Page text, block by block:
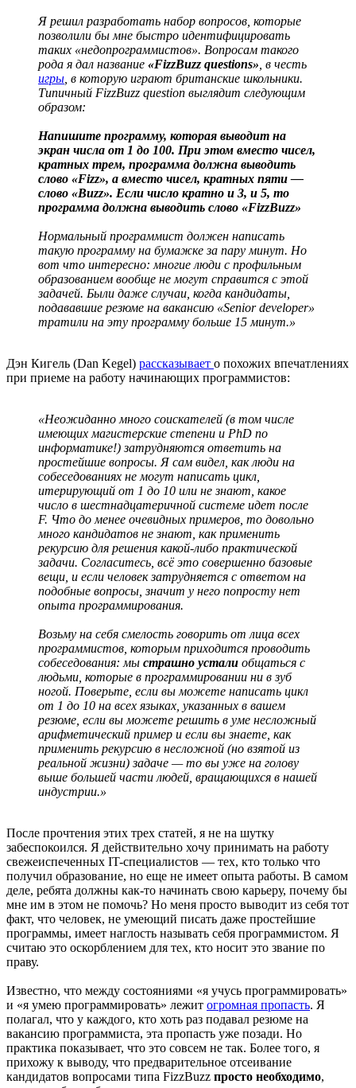
Я решил разработать набор вопросов, которые
позволили бы мне быстро идентифицировать
таких «недопрограммистов». Вопросам такого
рода я дал название «FizzBuzz questions» , в честь
игры , в которую играют британские школьники.
Типичный FizzBuzz question выглядит следующим
образом:
Напишите программу, которая выводит на
экран числа от 1 до 100. При этом вместо чисел,
кратных трем, программа должна выводить
слово «Fizz», а вместо чисел, кратных пяти —
слово «Buzz». Если число кратно и 3, и 5, то
программа должна выводить слово «FizzBuzz»
Нормальный программист должен написать
такую программу на бумажке за пару минут. Но
вот что интересно: многие люди с профильным
образованием вообще не могут справится с этой
задачей. Были даже случаи, когда кандидаты,
подававшие резюме на вакансию «Senior developer»
тратили на эту программу больше 15 минут.»
Дэн Кигель (Dan Kegel) рассказывает о похожих впечатлениях
при приеме на работу начинающих программистов:
«Неожиданно много соискателей (в том числе
имеющих магистерские степени и PhD по
информатике!) затрудняются ответить на
простейшие вопросы. Я сам видел, как люди на
собеседованиях не могут написать цикл,
итерирующий от 1 до 10 или не знают, какое
число в шестнадцатеричной системе идет после
F. Что до менее очевидных примеров, то довольно
много кандидатов не знают, как применить
рекурсию для решения какой-либо практической
задачи. Согласитесь, всё это совершенно базовые
вещи, и если человек затрудняется с ответом на
подобные вопросы, значит у него попросту нет
опыта программирования.
Возьму на себя смелость говорить от лица всех
программистов, которым приходится проводить
собеседования: мы страшно устали общаться с
людьми, которые в программировании ни в зуб
ногой. Поверьте, если вы можете написать цикл
от 1 до 10 на всех языках, указанных в вашем
резюме, если вы можете решить в уме несложный
арифметический пример и если вы знаете, как
применить рекурсию в несложной (но взятой из
реальной жизни) задаче — то вы уже на голову
выше большей части людей, вращающихся в нашей
индустрии.»
После прочтения этих трех статей, я не на шутку
забеспокоился. Я действительно хочу принимать на работу
свежеиспеченных IT-специалистов — тех, кто только что
получил образование, но еще не имеет опыта работы. В самом
деле, ребята должны как-то начинать свою карьеру, почему бы
мне им в этом не помочь? Но меня просто выводит из себя тот
факт, что человек, не умеющий писать даже простейшие
программы, имеет наглость называть себя программистом. Я
считаю это оскорблением для тех, кто носит это звание по
праву.
Известно, что между состояниями «я учусь программировать»
и «я умею программировать» лежит огромная пропасть. Я
полагал, что у каждого, кто хоть раз подавал резюме на
вакансию программиста, эта пропасть уже позади. Но
практика показывает, что это совсем не так. Более того, я
прихожу к выводу, что предварительное отсеивание
кандидатов вопросами типа FizzBuzz просто необходимо,